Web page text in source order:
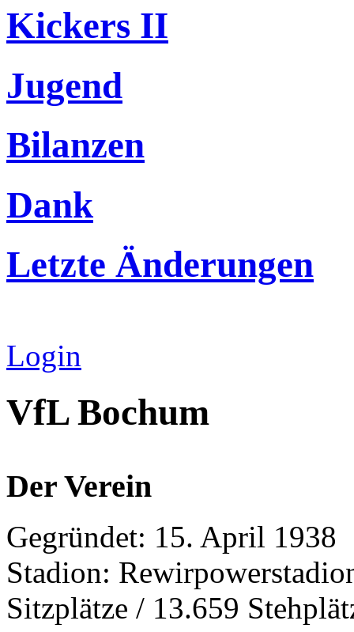
Kickers II
Jugend
Bilanzen
Dank
Letzte Änderungen
Login
VfL Bochum
Der Verein
Gegründet: 15. April 1938
Stadion:
Sitzplätze / 13.659